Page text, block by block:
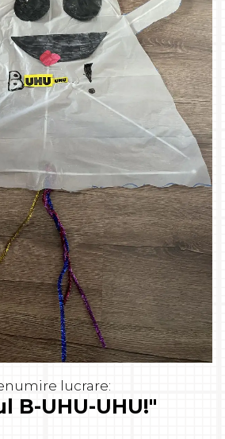
lucrare:
B-UHU-UHU!"